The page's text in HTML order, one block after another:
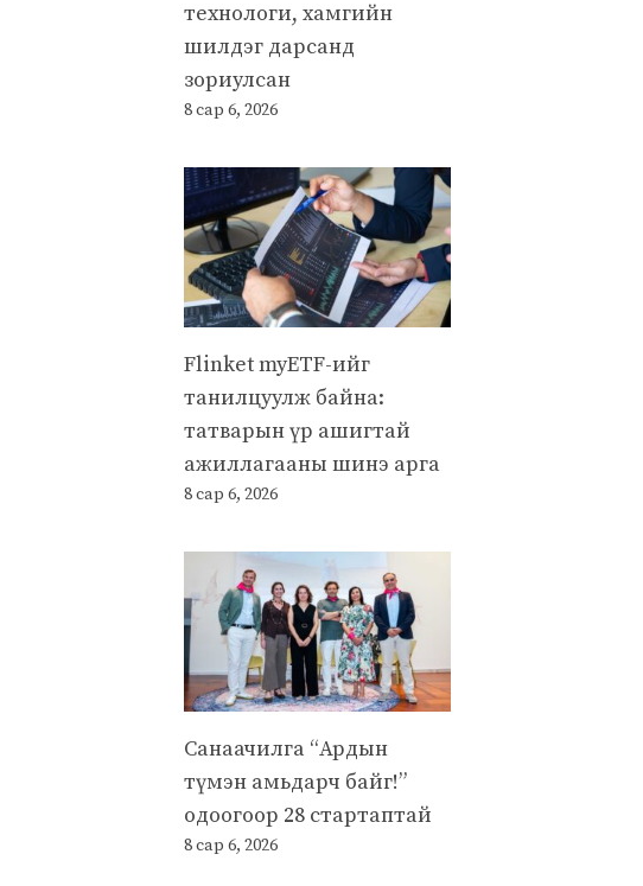
технологи, хамгийн
шилдэг дарсанд
зориулсан
8 сар 6, 2026
Flinket myETF-ийг
танилцуулж байна:
татварын үр ашигтай
ажиллагааны шинэ арга
8 сар 6, 2026
Санаачилга “Ардын
түмэн амьдарч байг!”
одоогоор 28 стартаптай
8 сар 6, 2026